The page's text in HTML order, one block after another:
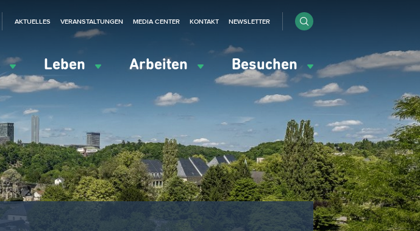
Leben Arbeiten Besuchen
AKTUELLES VERANSTALTUNGEN MEDIA CENTER KONTAKT NEWSLETTER